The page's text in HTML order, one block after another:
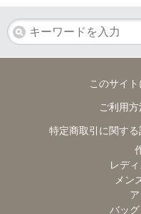
このサイ
ご利用方
特定商取引に関する
レデ
メン
バッ